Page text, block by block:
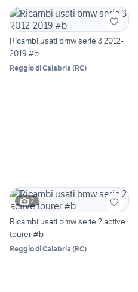
Ricambi usati bmw serie 3 2012-
2019 #b
Reggio di Calabria (RC)
2
Ricambi usati bmw serie 2 active
tourer #b
Reggio di Calabria (RC)